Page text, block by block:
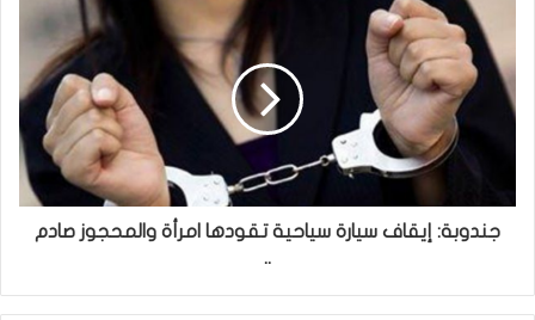
جندوبة: إيقاف سيارة سياحية تقودها امرأة والمحجوز صادم
..